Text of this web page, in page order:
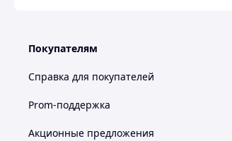
Покупателям
Справка для покупателей
Prom-поддержка
Акционные предложения